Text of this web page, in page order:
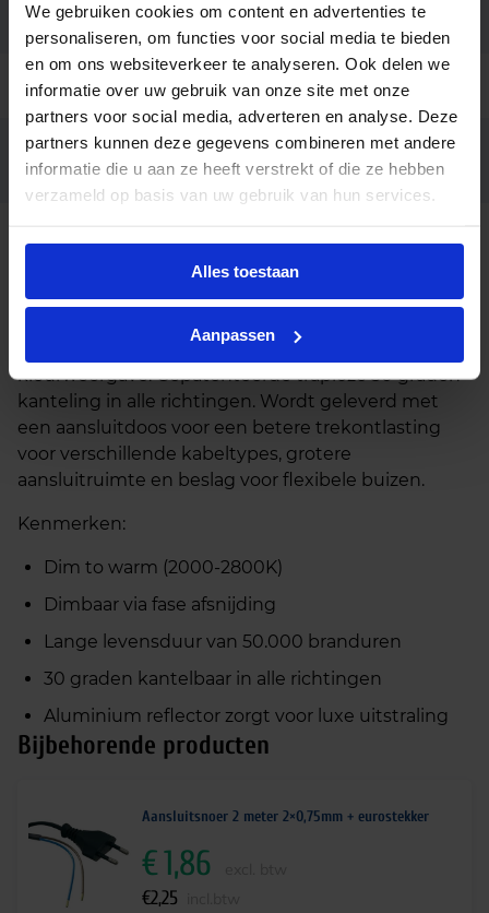
We gebruiken cookies om content en advertenties te
personaliseren, om functies voor social media te bieden
en om ons websiteverkeer te analyseren. Ook delen we
informatie over uw gebruik van onze site met onze
partners voor social media, adverteren en analyse. Deze
partners kunnen deze gegevens combineren met andere
informatie die u aan ze heeft verstrekt of die ze hebben
verzameld op basis van uw gebruik van hun services.
Alles toestaan
Aanpassen
Garantie 5 jaar (5 jaar anti corrosie)
Code LU042333
Fabrikantnaam
Junistar Square Isos.zwart
DTW2000-2800K Fase afsnijding
Beschrijving
De beste LED spot op de markt voor
harmonieus en flikkervrij licht met een uitstekende
kleurweergave. Gepatenteerde traploze 30 graden-
kanteling in alle richtingen. Wordt geleverd met
een aansluitdoos voor een betere trekontlasting
voor verschillende kabeltypes, grotere
aansluitruimte en beslag voor flexibele buizen.
Kenmerken:
Dim to warm (2000-2800K)
Dimbaar via fase afsnijding
Lange levensduur van 50.000 branduren
30 graden kantelbaar in alle richtingen
Aluminium reflector zorgt voor luxe uitstraling
Bijbehorende producten
Aansluitsnoer 2 meter 2×0,75mm + eurostekker
€1,86
€2,25